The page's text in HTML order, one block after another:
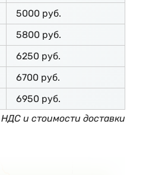
5000 руб.
5800 руб.
6250 руб.
6700 руб.
6950 руб.
и стоимости доставки